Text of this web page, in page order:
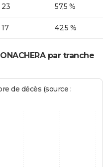
23 57,5 %
17 42,5 %
par tranche
de décès (source :